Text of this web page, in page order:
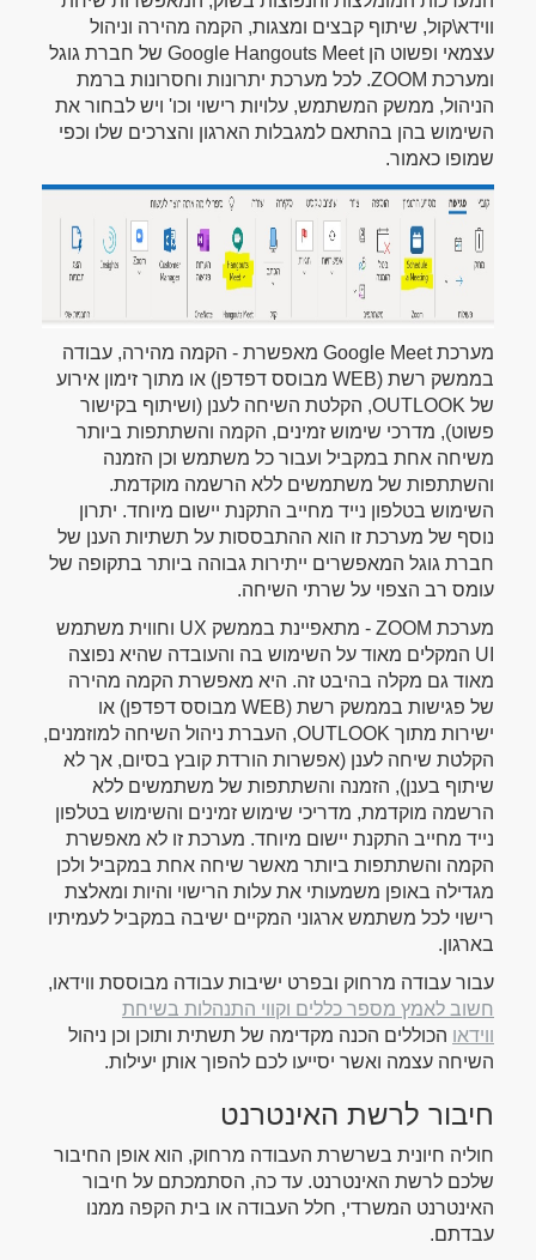
ווידא\קול, שיתוף קבצים ומצגות, הקמה מהירה וניהול
עצמאי ופשוט הן Google Hangouts Meet של חברת גוגל
ומערכת ZOOM. לכל מערכת יתרונות וחסרונות ברמת
הניהול, ממשק המשתמש, עלויות רישוי וכו' ויש לבחור את
השימוש בהן בהתאם למגבלות הארגון והצרכים שלו וכפי
שמופו כאמור.
מערכת Google Meet מאפשרת - הקמה מהירה, עבודה
בממשק רשת (WEB מבוסס דפדפן) או מתוך זימון אירוע
של OUTLOOK, הקלטת השיחה לענן (ושיתוף בקישור
פשוט), מדרכי שימוש זמינים, הקמה והשתתפות ביותר
משיחה אחת במקביל ועבור כל משתמש וכן הזמנה
והשתתפות של משתמשים ללא הרשמה מוקדמת.
השימוש בטלפון נייד מחייב התקנת יישום מיוחד. יתרון
נוסף של מערכת זו הוא ההתבססות על תשתיות הענן של
חברת גוגל המאפשרים ייתירות גבוהה ביותר בתקופה של
עומס רב הצפוי על שרתי השיחה.
מערכת ZOOM - מתאפיינת בממשק UX וחווית משתמש
UI המקלים מאוד על השימוש בה והעובדה שהיא נפוצה
מאוד גם מקלה בהיבט זה. היא מאפשרת הקמה מהירה
של פגישות בממשק רשת (WEB מבוסס דפדפן) או
ישירות מתוך OUTLOOK, העברת ניהול השיחה למוזמנים,
הקלטת שיחה לענן (אפשרות הורדת קובץ בסיום, אך לא
שיתוף בענן), הזמנה והשתתפות של משתמשים ללא
הרשמה מוקדמת, מדריכי שימוש זמינים והשימוש בטלפון
נייד מחייב התקנת יישום מיוחד. מערכת זו לא מאפשרת
הקמה והשתתפות ביותר מאשר שיחה אחת במקביל ולכן
מגדילה באופן משמעותי את עלות הרישוי והיות ומאלצת
רישוי לכל משתמש ארגוני המקיים ישיבה במקביל לעמיתיו
בארגון.
עבור עבודה מרחוק ובפרט ישיבות עבודה מבוססת ווידאו,
חשוב לאמץ מספר כללים וקווי התנהלות בשיחת
ווידאו הכוללים הכנה מקדימה של תשתית ותוכן וכן ניהול
השיחה עצמה ואשר יסייעו לכם להפוך אותן יעילות.
חיבור לרשת האינטרנט
חוליה חיונית בשרשרת העבודה מרחוק, הוא אופן החיבור
שלכם לרשת האינטרנט. עד כה, הסתמכתם על חיבור
האינטרנט המשרדי, חלל העבודה או בית הקפה ממנו
עבדתם.